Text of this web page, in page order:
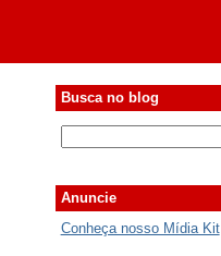
Busca no blog
Anuncie
Conheça nosso Mídia Kit